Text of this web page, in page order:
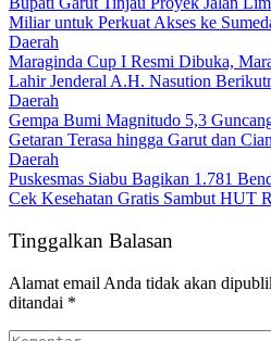
Miliar untuk Perkuat Akses ke
Daerah
Maraginda Cup I Resmi Dibuka,
Lahir Jenderal A.H. Nasution
Daerah
Gempa Bumi Magnitudo 5,3
Getaran Terasa hingga Garut dan
Daerah
Puskesmas Siabu Bagikan 1.781
Cek Kesehatan Gratis Sambut HUT
Tinggalkan Balasan
Alamat email Anda tidak akan
ditandai *